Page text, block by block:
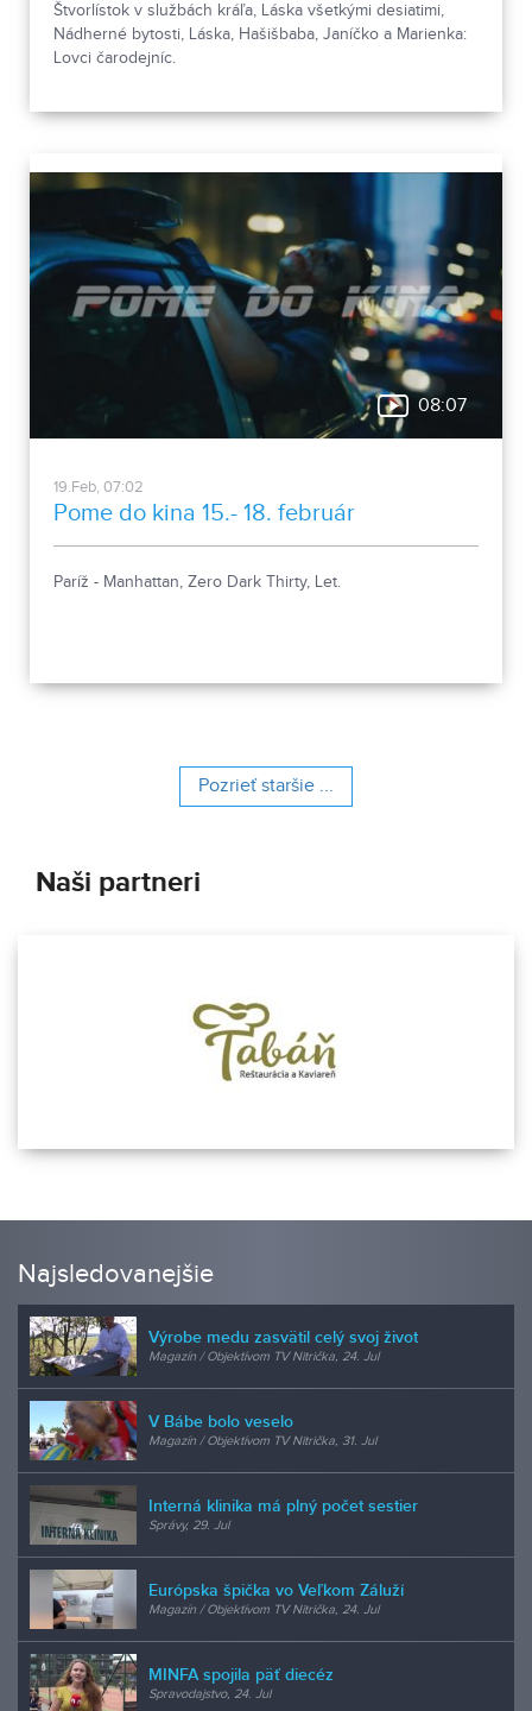
Štvorlístok v službách kráľa, Láska všetkými desiatimi,
Nádherné bytosti, Láska, Hašišbaba, Janíčko a Marienka:
Lovci čarodejníc.
08:07
19.Feb, 07:02
Pome do kina 15.- 18. február
Paríž - Manhattan, Zero Dark Thirty, Let.
Pozrieť staršie ...
Naši partneri
Najsledovanejšie
Výrobe medu zasvätil celý svoj život
Magazín / Objektívom TV Nitrička, 24. Jul
V Bábe bolo veselo
Magazín / Objektívom TV Nitrička, 31. Jul
Interná klinika má plný počet sestier
Správy, 29. Jul
Európska špička vo Veľkom Záluží
Magazín / Objektívom TV Nitrička, 24. Jul
MINFA spojila päť diecéz
Spravodajstvo, 24. Jul